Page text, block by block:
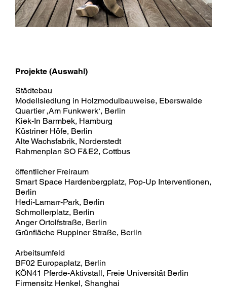
Projekte (Auswahl)
Städtebau
Modellsiedlung in Holzmodulbauweise, Eberswalde
Quartier ‚Am Funkwerk‘, Berlin
Kiek-In Barmbek, Hamburg
Küstriner Höfe, Berlin
Alte Wachsfabrik, Norderstedt
Rahmenplan SO F&E2, Cottbus
öffentlicher Freiraum
Smart Space Hardenbergplatz, Pop-Up Interventionen,
Berlin
Hedi-Lamarr-Park, Berlin
Schmollerplatz, Berlin
Anger Ortolfstraße, Berlin
Grünfläche Ruppiner Straße, Berlin
Arbeitsumfeld
BF02 Europaplatz, Berlin
KÖN41 Pferde-Aktivstall, Freie Universität Berlin
Firmensitz Henkel, Shanghai